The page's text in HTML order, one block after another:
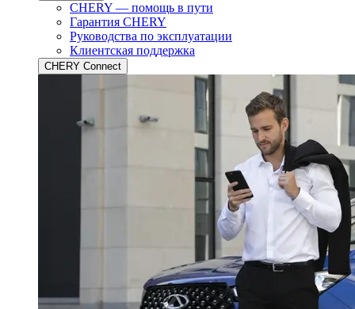
CHERY — помощь в пути
Гарантия CHERY
Руководства по эксплуатации
Клиентская поддержка
CHERY Connect